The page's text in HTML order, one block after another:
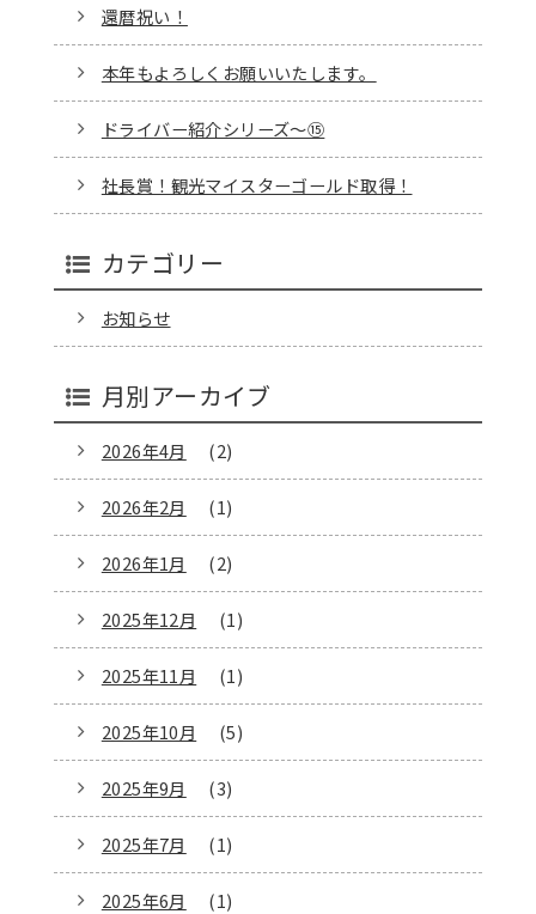
還暦祝い！
本年もよろしくお願いいたします。
ドライバー紹介シリーズ～⑮
社長賞！観光マイスターゴールド取得！
カテゴリー
お知らせ
月別アーカイブ
2026年4月 (2)
2026年2月 (1)
2026年1月 (2)
2025年12月 (1)
2025年11月 (1)
2025年10月 (5)
2025年9月 (3)
2025年7月 (1)
2025年6月 (1)